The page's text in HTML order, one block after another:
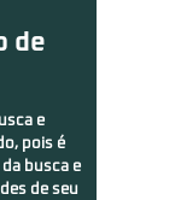
de
e
pois é
busca e
de seu